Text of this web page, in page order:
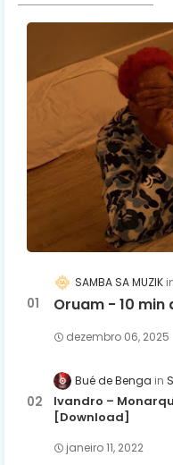
SAMBA SA MUZIK
Oruam - 10 min
dezembro 06, 2025
Bué de Benga
Ivandro –
[Download]
janeiro 11, 2022